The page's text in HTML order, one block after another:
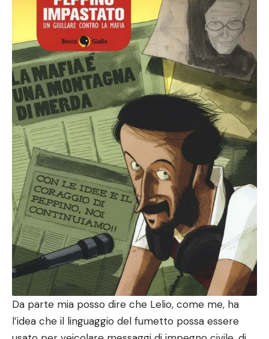
Da parte mia posso dire che Lelio, come me, ha
l’idea che il linguaggio del fumetto possa essere